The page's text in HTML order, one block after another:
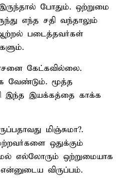
போதும். ஒற்றுமை
எந்த சதி வந்தாலும்
படைத்தவர்கள்
கேட்கவில்லை.
வேண்டும். மூத்த
இந்த இயக்கத்தை காக்க
மிஞ்சுமா?.
ஒதுக்கும்
எல்லோரும் ஒற்றுமையாக
விருப்பம்.